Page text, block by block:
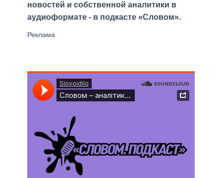
новостей и собственной аналитики в
аудиоформате - в подкасте «Словом».